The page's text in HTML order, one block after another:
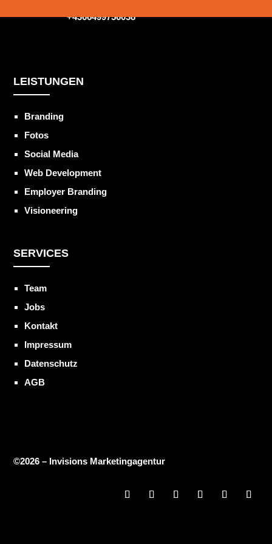
+4366499756038
LEISTUNGEN
Branding
Fotos
Social Media
Web Development
Employer Branding
Visioneering
SERVICES
Team
Jobs
Kontakt
Impressum
Datenschutz
AGB
©2026 – Invisions Marketingagentur